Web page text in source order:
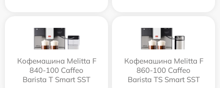
Кофемашина Melitta F
840-100 Caffeo
Barista T Smart SST
Кофемашина Melitta F
860-100 Caffeo
Barista TS Smart SST